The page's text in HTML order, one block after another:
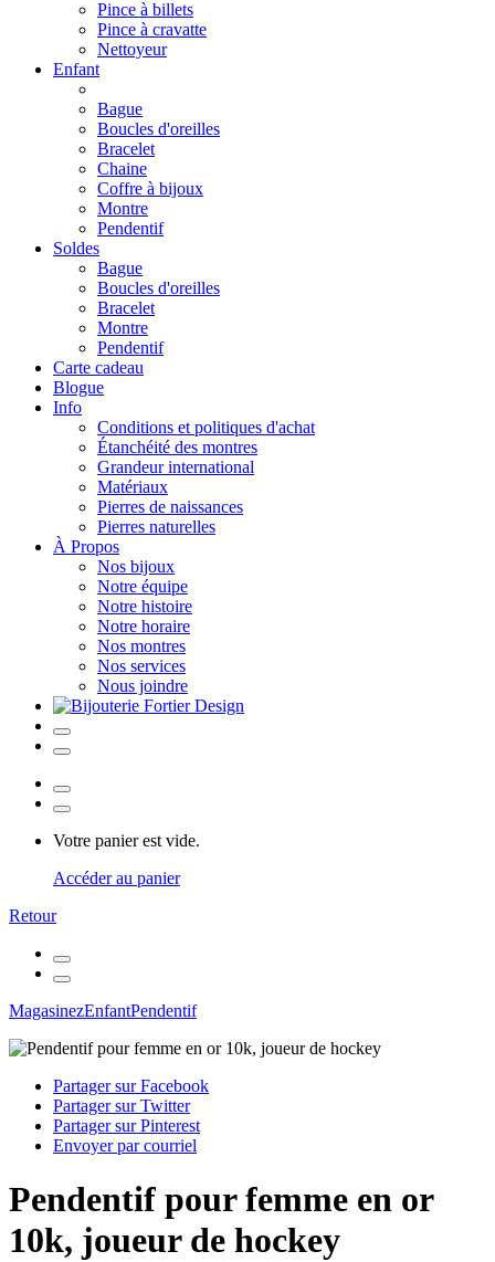
Pince à billets
Pince à cravatte
Nettoyeur
Enfant
Bague
Boucles d'oreilles
Bracelet
Chaine
Coffre à bijoux
Montre
Pendentif
Soldes
Bague
Boucles d'oreilles
Bracelet
Montre
Pendentif
Carte cadeau
Blogue
Info
Conditions et politiques d'achat
Étanchéité des montres
Grandeur international
Matériaux
Pierres de naissances
Pierres naturelles
À Propos
Nos bijoux
Notre équipe
Notre histoire
Notre horaire
Nos montres
Nos services
Nous joindre
Votre panier est vide.
Accéder au panier
Retour
MagasinezEnfantPendentif
Partager sur Facebook
Partager sur Twitter
Partager sur Pinterest
Envoyer par courriel
Pendentif pour femme en or
10k, joueur de hockey